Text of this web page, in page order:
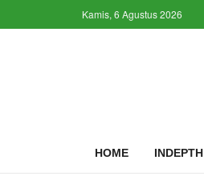
Kamis, 6 Agustus 2026
HOME INDEPTH